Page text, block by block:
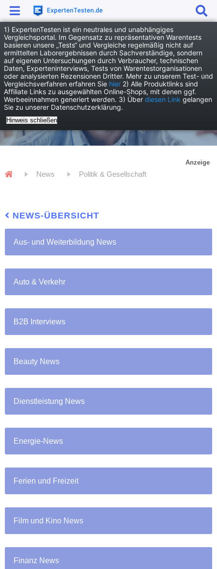
Anzeige
News Politik & Gesellschaft
NEWS-ÜBERSICHT
Aus- und Weiterbildung News
Auto & Verkehr
B2B Interviews
Beauty News
Dienstleistung News
Energie-News
Ferien und Freizeit
Film und Kino News
Finanz News
1) ExpertenTesten ist ein neutrales und unabhängiges
Vergleichsportal. Im Gegensatz zu repräsentativen Warentests
basieren unsere „Tests“ und Vergleiche regelmäßig nicht auf
ermittelten Laborergebnissen durch Sachverständige, sondern
auf eigenen Untersuchungen durch Verbraucher, technischen
Daten, Experteninterviews, Tests von Warentestorganisationen
oder analysierten Rezensionen Dritter. Mehr zu unserem Test- und
Vergleichsverfahren erfahren Sie hier 2) Alle Produktlinks sind
Affiliate Links zu ausgewählten Online-Shops, mit denen ggf.
Werbeeinnahmen generiert werden. 3) Über diesen Link gelangen
Sie zu unserer Datenschutzerklärung.
Hinweis schließen